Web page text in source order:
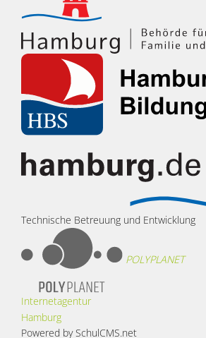
Technische Betreuung und Entwicklung
POLYPLANET
Internetagentur
Hamburg
Powered by SchulCMS.net